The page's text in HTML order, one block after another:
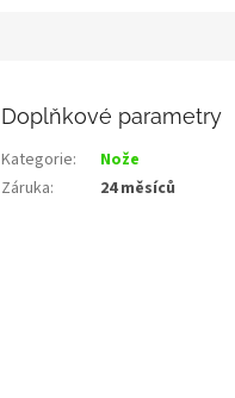
Doplňkové parametry
Kategorie:
Nože
Záruka: 24 měsíců